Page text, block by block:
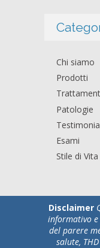
Chi siamo
Prodotti
Patologie
Esami
Stile di Vita
Disclaimer
informativo
del parere
salute,